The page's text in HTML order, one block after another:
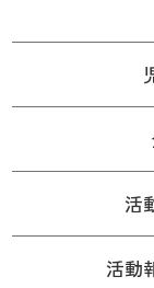
活
活動